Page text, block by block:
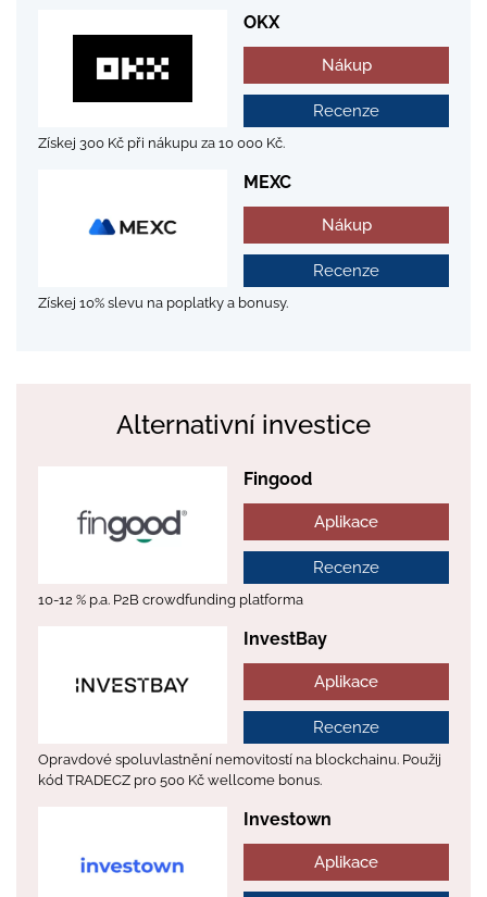
OKX
Nákup
Recenze
Získej 300 Kč při nákupu za 10 000 Kč.
MEXC
Nákup
Recenze
Získej 10% slevu na poplatky a bonusy.
Alternativní investice
Fingood
Aplikace
Recenze
10-12 % p.a. P2B crowdfunding platforma
InvestBay
Aplikace
Recenze
Opravdové spoluvlastnění nemovitostí na blockchainu. Použij
kód TRADECZ pro 500 Kč wellcome bonus.
Investown
Aplikace